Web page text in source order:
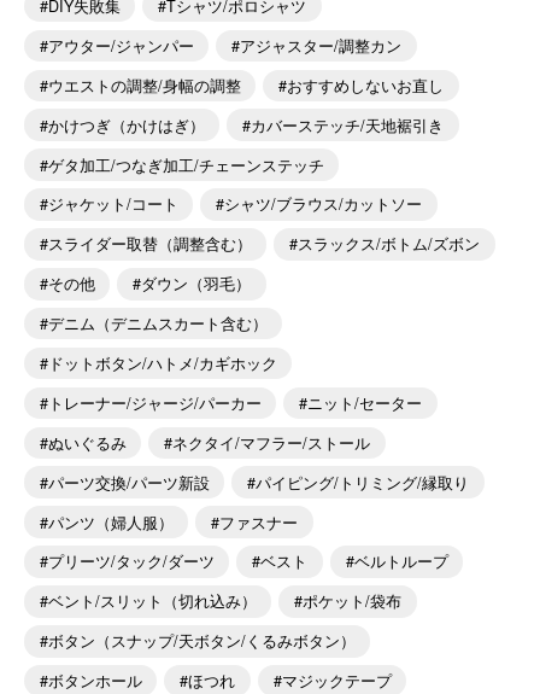
DIY失敗集
Tシャツ/ポロシャツ
アウター/ジャンパー
アジャスター/調整カン
ウエストの調整/身幅の調整
おすすめしないお直し
かけつぎ（かけはぎ）
カバーステッチ/天地裾引き
ゲタ加工/つなぎ加工/チェーンステッチ
ジャケット/コート
シャツ/ブラウス/カットソー
スライダー取替（調整含む）
スラックス/ボトム/ズボン
その他
ダウン（羽毛）
デニム（デニムスカート含む）
ドットボタン/ハトメ/カギホック
トレーナー/ジャージ/パーカー
ニット/セーター
ぬいぐるみ
ネクタイ/マフラー/ストール
パーツ交換/パーツ新設
パイピング/トリミング/縁取り
パンツ（婦人服）
ファスナー
プリーツ/タック/ダーツ
ベスト
ベルトループ
ベント/スリット（切れ込み）
ポケット/袋布
ボタン（スナップ/天ボタン/くるみボタン）
ボタンホール
ほつれ
マジックテープ